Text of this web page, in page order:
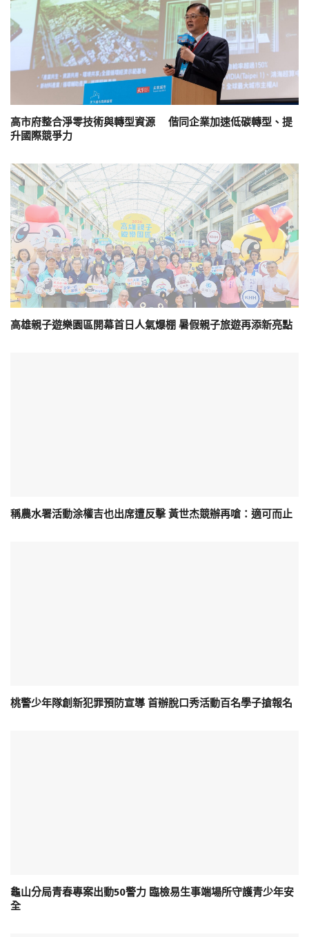
高市府整合淨零技術與轉型資源 偕同企業加速低碳轉型、提
升國際競爭力
高雄親子遊樂園區開幕首日人氣爆棚 暑假親子旅遊再添新亮點
稱農水署活動涂權吉也出席遭反擊 黃世杰競辦再嗆：適可而止
桃警少年隊創新犯罪預防宣導 首辦脫口秀活動百名學子搶報名
龜山分局青春專案出動50警力 臨檢易生事端場所守護青少年安
全